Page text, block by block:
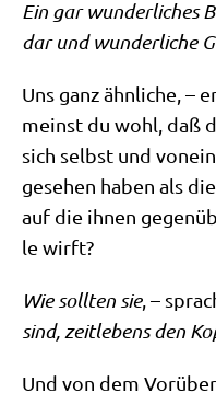
Ein gar wun­der­li­ches
dar und wun­der­li­che
Uns ganz ähn­li­che, –
meinst du wohl, daß
sich selbst und
gese­hen haben als
auf die ihnen
le wirft?
Wie soll­ten sie, –
sind, zeit­le­bens den
Und von dem